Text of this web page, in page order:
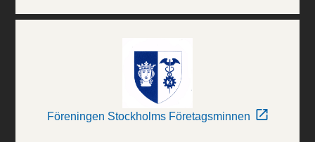
Föreningen Stockholms Företagsminnen